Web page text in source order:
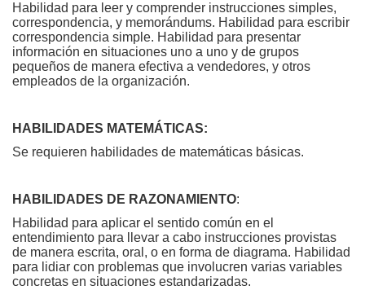
Habilidad para leer y comprender instrucciones simples,
correspondencia, y memorándums. Habilidad para escribir
correspondencia simple. Habilidad para presentar
información en situaciones uno a uno y de grupos
pequeños de manera efectiva a vendedores, y otros
empleados de la organización.
HABILIDADES MATEMÁTICAS:
Se requieren habilidades de matemáticas básicas.
HABILIDADES DE RAZONAMIENTO:
Habilidad para aplicar el sentido común en el
entendimiento para llevar a cabo instrucciones provistas
de manera escrita, oral, o en forma de diagrama. Habilidad
para lidiar con problemas que involucren varias variables
concretas en situaciones estandarizadas.